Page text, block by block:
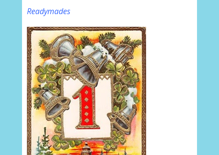
Readymades